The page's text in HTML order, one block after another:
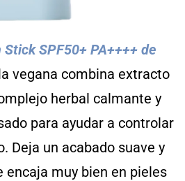
SPF50+ PA++++ de
vegana combina extracto
herbal calmante y
para ayudar a controlar
Deja un acabado suave y
encaja muy bien en pieles